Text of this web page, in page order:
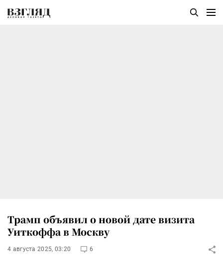
Трамп объявил о новой дате визита
Уиткоффа в Москву
4 августа 2025, 03:20 6